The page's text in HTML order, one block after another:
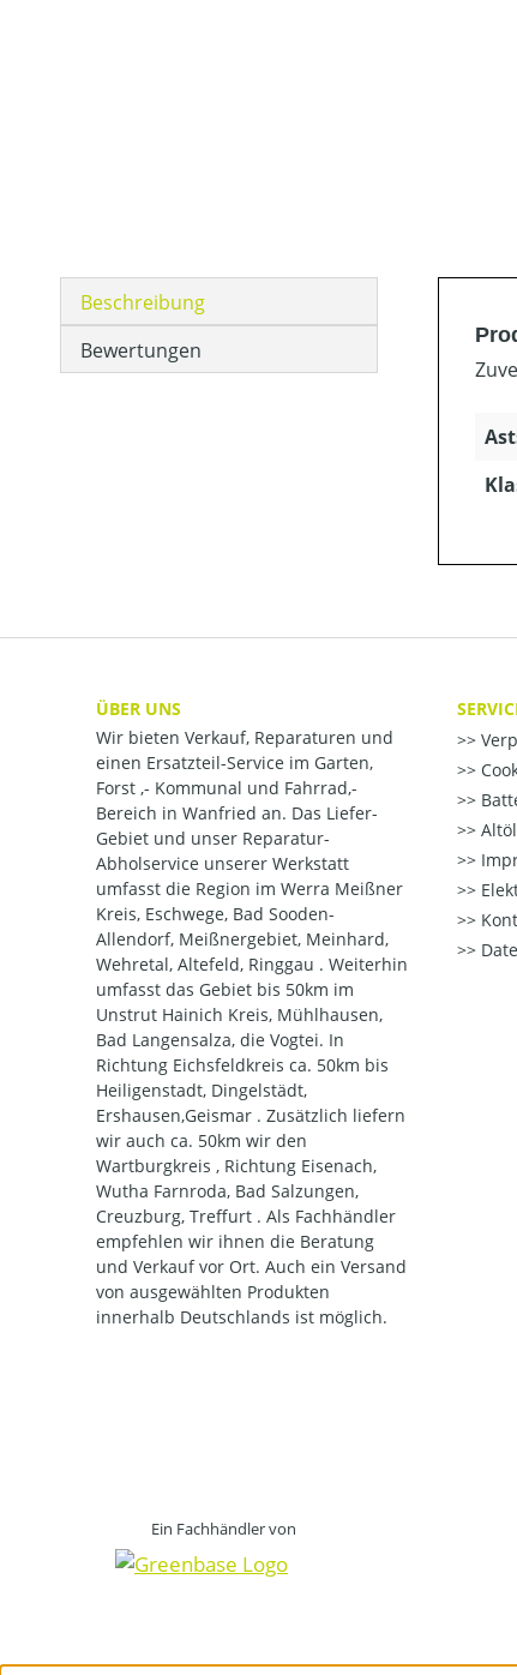
Beschreibung
Bewertungen
ÜBER UNS
Wir bieten Verkauf, Reparaturen und
einen Ersatzteil-Service im Garten,
Forst ,- Kommunal und Fahrrad,-
Bereich in Wanfried an. Das Liefer-
Gebiet und unser Reparatur-
Abholservice unserer Werkstatt
umfasst die Region im Werra Meißner
Kreis, Eschwege, Bad Sooden-
Allendorf, Meißnergebiet, Meinhard,
Wehretal, Altefeld, Ringgau . Weiterhin
umfasst das Gebiet bis 50km im
Unstrut Hainich Kreis, Mühlhausen,
Bad Langensalza, die Vogtei. In
Richtung Eichsfeldkreis ca. 50km bis
Heiligenstadt, Dingelstädt,
Ershausen,Geismar . Zusätzlich liefern
wir auch ca. 50km wir den
Wartburgkreis , Richtung Eisenach,
Wutha Farnroda, Bad Salzungen,
Creuzburg, Treffurt . Als Fachhändler
empfehlen wir ihnen die Beratung
und Verkauf vor Ort. Auch ein Versand
von ausgewählten Produkten
innerhalb Deutschlands ist möglich.
Ein Fachhändler von